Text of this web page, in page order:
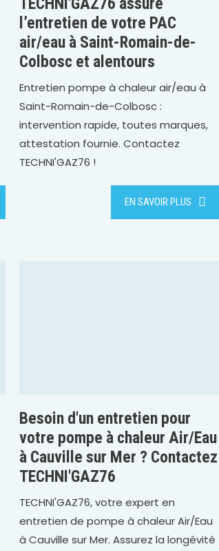
l’entretien de votre PAC
air/eau à Saint-Romain-de-
Colbosc et alentours
Entretien pompe à chaleur air/eau à
Saint-Romain-de-Colbosc :
intervention rapide, toutes marques,
attestation fournie. Contactez
TECHNI'GAZ76 !
EN SAVOIR PLUS
Besoin d'un entretien pour
votre pompe à chaleur Air/Eau
à Cauville sur Mer ? Contactez
TECHNI'GAZ76
TECHNI'GAZ76, votre expert en
entretien de pompe à chaleur Air/Eau
à Cauville sur Mer. Assurez la longévité